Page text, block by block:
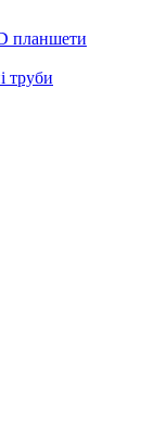
планшети
труби